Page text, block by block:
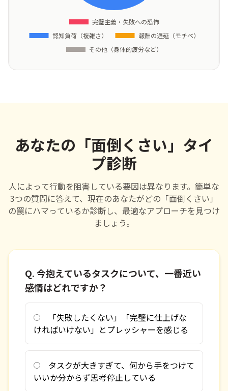
あなたの「面倒くさい」タイ
プ診断
人によって行動を阻害 している要因は異なります。 簡単な
3つの質問に答えて、 現在のあなたがどの「面倒 くさい」
の罠にハマっているか診断し、 最適なアプローチを見つけ
ましょう。
Q.今抱えているタスクについて、 一番近い
感情はどれですか？
ければいけない」とプレッシャーを感じる
いいか分からず思考停止している